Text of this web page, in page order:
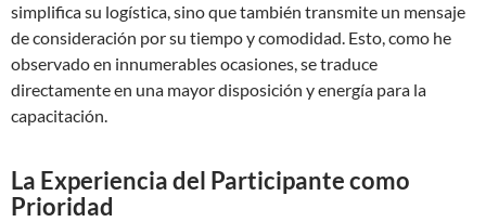
simplifica su logística, sino que también transmite un mensaje
de consideración por su tiempo y comodidad. Esto, como he
observado en innumerables ocasiones, se traduce
directamente en una mayor disposición y energía para la
capacitación.
La Experiencia del Participante como
Prioridad